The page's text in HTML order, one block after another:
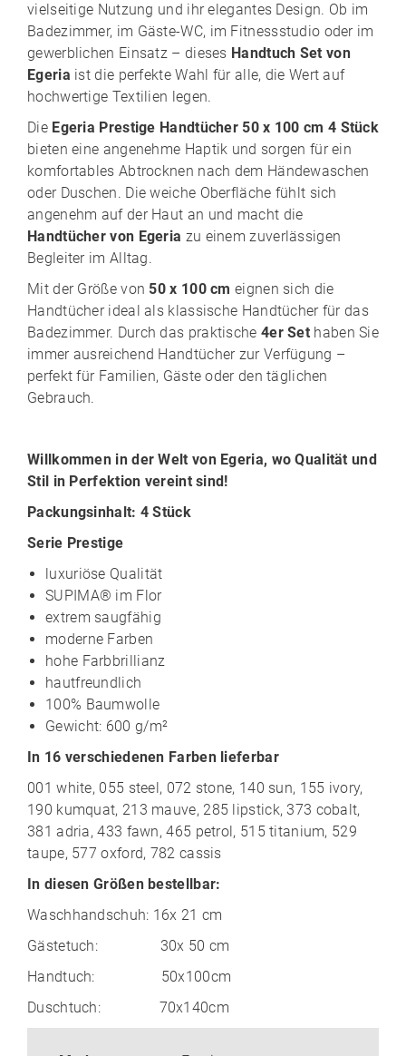
vielseitige Nutzung und ihr elegantes Design. Ob im
Badezimmer, im Gäste-WC, im Fitnessstudio oder im
gewerblichen Einsatz – dieses Handtuch Set von
Egeria ist die perfekte Wahl für alle, die Wert auf
hochwertige Textilien legen.
Die Egeria Prestige Handtücher 50 x 100 cm 4 Stück
bieten eine angenehme Haptik und sorgen für ein
komfortables Abtrocknen nach dem Händewaschen
oder Duschen. Die weiche Oberfläche fühlt sich
angenehm auf der Haut an und macht die
Handtücher von Egeria zu einem zuverlässigen
Begleiter im Alltag.
Mit der Größe von 50 x 100 cm eignen sich die
Handtücher ideal als klassische Handtücher für das
Badezimmer. Durch das praktische 4er Set haben Sie
immer ausreichend Handtücher zur Verfügung –
perfekt für Familien, Gäste oder den täglichen
Gebrauch.
Willkommen in der Welt von Egeria, wo Qualität und
Stil in Perfektion vereint sind!
Packungsinhalt: 4 Stück
Serie Prestige
luxuriöse Qualität
SUPIMA® im Flor
extrem saugfähig
moderne Farben
hohe Farbbrillianz
hautfreundlich
100% Baumwolle
Gewicht: 600 g/m²
In 16 verschiedenen Farben lieferbar
001 white, 055 steel, 072 stone, 140 sun, 155 ivory,
190 kumquat, 213 mauve, 285 lipstick, 373 cobalt,
381 adria, 433 fawn, 465 petrol, 515 titanium, 529
taupe, 577 oxford, 782 cassis
In diesen Größen bestellbar:
Waschhandschuh: 16x 21 cm
Gästetuch: 30x 50 cm
Handtuch: 50x100cm
Duschtuch: 70x140cm